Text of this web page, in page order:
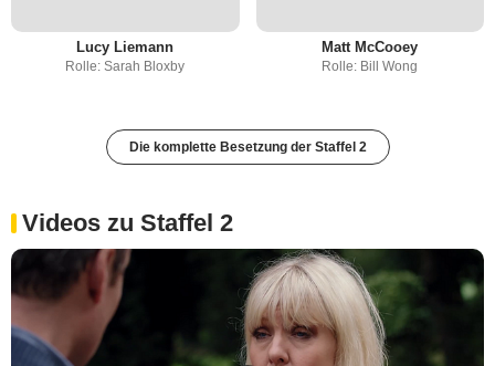
Lucy Liemann
Rolle: Sarah Bloxby
Matt McCooey
Rolle: Bill Wong
Die komplette Besetzung der Staffel 2
Videos zu Staffel 2